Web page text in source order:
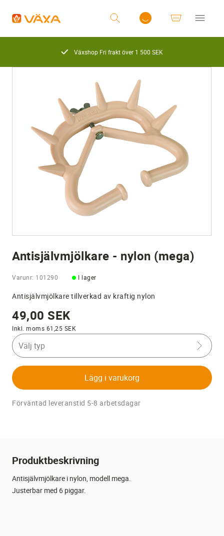
Växshop Fri frakt över 1 500 SEK
Antisjälvmjölkare - nylon (mega)
Varunr: 101290 I lager
Antisjälvmjölkare tillverkad av kraftig nylon
49,00 SEK
Inkl. moms 61,25 SEK
Välj typ
Lägg i varukorg
Förväntad leveranstid 5-8 arbetsdagar
Produktbeskrivning
Antisjälvmjölkare i nylon, modell mega.
Justerbar med 6 piggar.